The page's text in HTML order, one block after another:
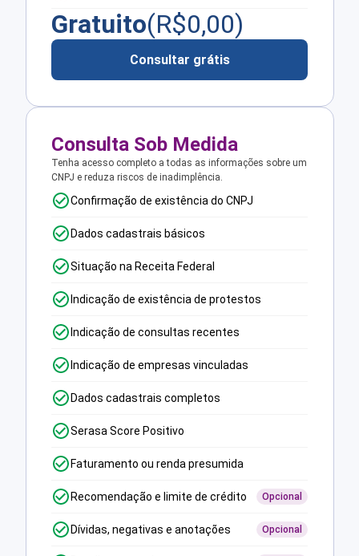
Gratuito(R$0,00)
Consultar grátis
Consulta Sob Medida
Tenha acesso completo a todas as informações sobre um
CNPJ e reduza riscos de inadimplência.
Confirmação de existência do CNPJ
Dados cadastrais básicos
Situação na Receita Federal
Indicação de existência de protestos
Indicação de consultas recentes
Indicação de empresas vinculadas
Dados cadastrais completos
Serasa Score Positivo
Faturamento ou renda presumida
Recomendação e limite de crédito Opcional
Dívidas, negativas e anotações Opcional